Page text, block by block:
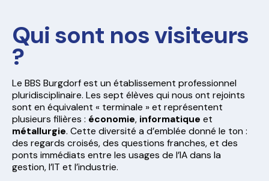
Qui sont nos visiteurs
?
Le BBS Burgdorf est un établissement professionnel
pluridisciplinaire. Les sept élèves qui nous ont rejoints
sont en équivalent « terminale » et représentent
plusieurs filières : économie, informatique et
métallurgie. Cette diversité a d’emblée donné le ton :
des regards croisés, des questions franches, et des
ponts immédiats entre les usages de l’IA dans la
gestion, l’IT et l’industrie.